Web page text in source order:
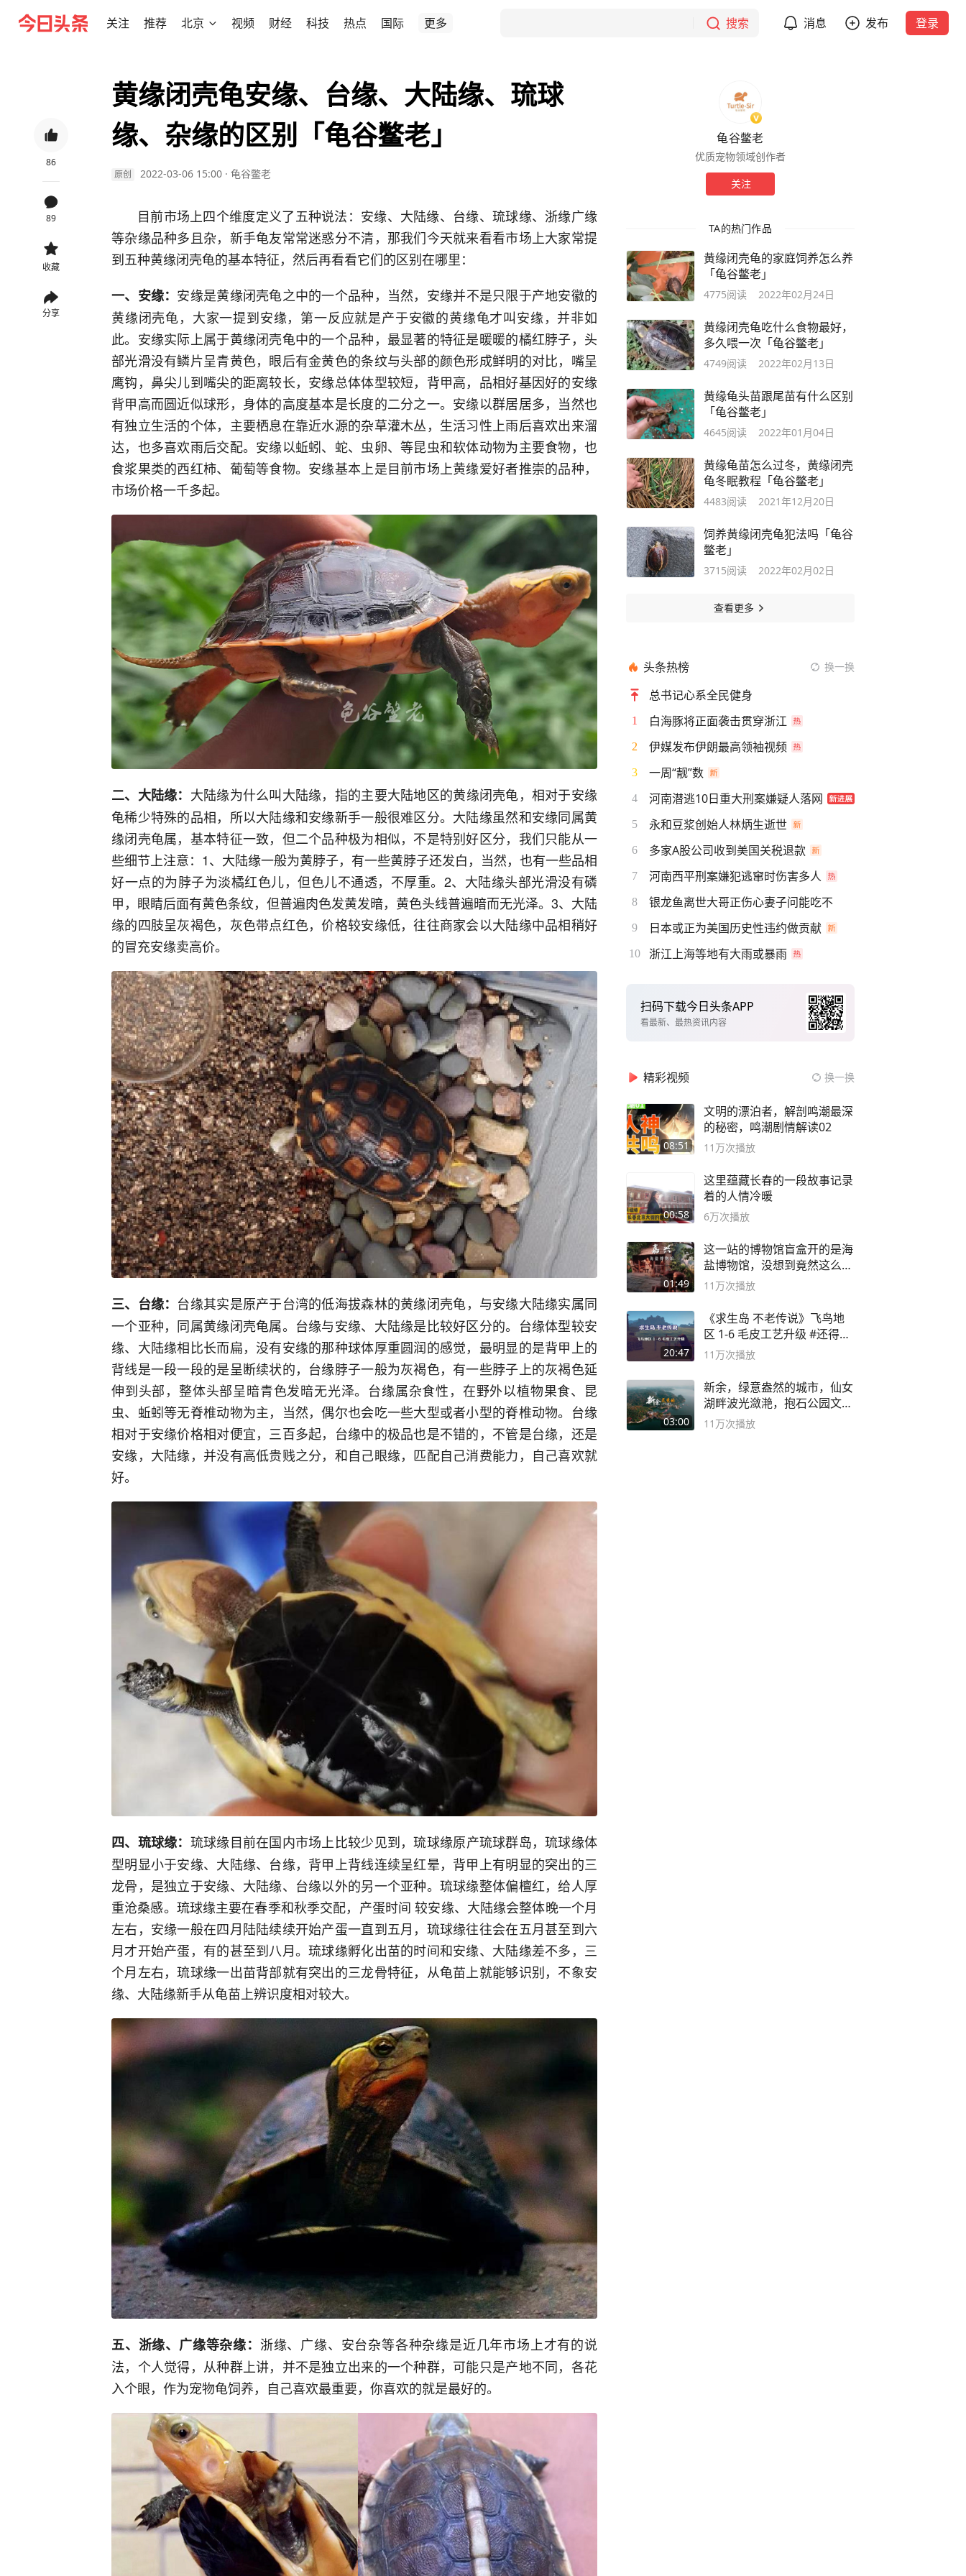
关注 推荐 北京 视频 财经 科技 热点 国际 更多 搜索 消息 发布 登录
86
89
收藏
分享
黄缘闭壳龟安缘、台缘、大陆缘、琉球
缘、杂缘的区别「龟谷鳖老」
原创 2022-03-06 15:00 · 龟谷鳖老
目前市场上四个维度定义了五种说法：安缘、大陆缘、台缘、琉球缘、浙缘广缘
等杂缘品种多且杂，新手龟友常常迷惑分不清，那我们今天就来看看市场上大家常提
到五种黄缘闭壳龟的基本特征，然后再看看它们的区别在哪里：
一、安缘： 安缘是黄缘闭壳龟之中的一个品种，当然，安缘并不是只限于产地安徽的
黄缘闭壳龟，大家一提到安缘，第一反应就是产于安徽的黄缘龟才叫安缘，并非如
此。安缘实际上属于黄缘闭壳龟中的一个品种，最显著的特征是暖暖的橘红脖子，头
部光滑没有鳞片呈青黄色，眼后有金黄色的条纹与头部的颜色形成鲜明的对比，嘴呈
鹰钩，鼻尖儿到嘴尖的距离较长，安缘总体体型较短，背甲高，品相好基因好的安缘
背甲高而圆近似球形，身体的高度基本是长度的二分之一。安缘以群居居多，当然也
有独立生活的个体，主要栖息在靠近水源的杂草灌木丛，生活习性上雨后喜欢出来溜
达，也多喜欢雨后交配。安缘以蚯蚓、蛇、虫卵、等昆虫和软体动物为主要食物，也
食浆果类的西红柿、葡萄等食物。安缘基本上是目前市场上黄缘爱好者推崇的品种，
市场价格一千多起。
二、大陆缘： 大陆缘为什么叫大陆缘，指的主要大陆地区的黄缘闭壳龟，相对于安缘
龟稀少特殊的品相，所以大陆缘和安缘新手一般很难区分。大陆缘虽然和安缘同属黄
缘闭壳龟属，基本特征一致，但二个品种极为相似，不是特别好区分，我们只能从一
些细节上注意：1、大陆缘一般为黄脖子，有一些黄脖子还发白，当然，也有一些品相
好一点的为脖子为淡橘红色儿，但色儿不通透，不厚重。2、大陆缘头部光滑没有磷
甲，眼睛后面有黄色条纹，但普遍肉色发黄发暗，黄色头线普遍暗而无光泽。3、大陆
缘的四肢呈灰褐色，灰色带点红色，价格较安缘低，往往商家会以大陆缘中品相稍好
的冒充安缘卖高价。
三、台缘： 台缘其实是原产于台湾的低海拔森林的黄缘闭壳龟，与安缘大陆缘实属同
一个亚种，同属黄缘闭壳龟属。台缘与安缘、大陆缘是比较好区分的。台缘体型较安
缘、大陆缘相比长而扁，没有安缘的那种球体厚重圆润的感觉，最明显的是背甲上的
背线是一段一段的是呈断续状的，台缘脖子一般为灰褐色，有一些脖子上的灰褐色延
伸到头部，整体头部呈暗青色发暗无光泽。台缘属杂食性，在野外以植物果食、昆
虫、蚯蚓等无脊椎动物为主，当然，偶尔也会吃一些大型或者小型的脊椎动物。台缘
相对于安缘价格相对便宜，三百多起，台缘中的极品也是不错的，不管是台缘，还是
安缘，大陆缘，并没有高低贵贱之分，和自己眼缘，匹配自己消费能力，自己喜欢就
好。
四、琉球缘： 琉球缘目前在国内市场上比较少见到，琉球缘原产琉球群岛，琉球缘体
型明显小于安缘、大陆缘、台缘，背甲上背线连续呈红晕，背甲上有明显的突出的三
龙骨，是独立于安缘、大陆缘、台缘以外的另一个亚种。琉球缘整体偏檀红，给人厚
重沧桑感。琉球缘主要在春季和秋季交配，产蛋时间 较安缘、大陆缘会整体晚一个月
左右，安缘一般在四月陆陆续续开始产蛋一直到五月，琉球缘往往会在五月甚至到六
月才开始产蛋，有的甚至到八月。琉球缘孵化出苗的时间和安缘、大陆缘差不多，三
个月左右，琉球缘一出苗背部就有突出的三龙骨特征，从龟苗上就能够识别，不象安
缘、大陆缘新手从龟苗上辨识度相对较大。
五、浙缘、广缘等杂缘： 浙缘、广缘、安台杂等各种杂缘是近几年市场上才有的说
法，个人觉得，从种群上讲，并不是独立出来的一个种群，可能只是产地不同，各花
入个眼，作为宠物龟饲养，自己喜欢最重要，你喜欢的就是最好的。
龟谷鳖老
优质宠物领域创作者
关注
TA的热门作品
黄缘闭壳龟的家庭饲养怎么养
「龟谷鳖老」
4775阅读 2022年02月24日
黄缘闭壳龟吃什么食物最好，
多久喂一次「龟谷鳖老」
4749阅读 2022年02月13日
黄缘龟头苗跟尾苗有什么区别
「龟谷鳖老」
4645阅读 2022年01月04日
黄缘龟苗怎么过冬，黄缘闭壳
龟冬眠教程「龟谷鳖老」
4483阅读 2021年12月20日
饲养黄缘闭壳龟犯法吗「龟谷
鳖老」
3715阅读 2022年02月02日
查看更多
头条热榜 换一换
总书记心系全民健身
1 白海豚将正面袭击贯穿浙江
2 伊媒发布伊朗最高领袖视频
3 一周“靓”数
4 河南潜逃10日重大刑案嫌疑人落网
5 永和豆浆创始人林炳生逝世
6 多家A股公司收到美国关税退款
7 河南西平刑案嫌犯逃窜时伤害多人
8 银龙鱼离世大哥正伤心妻子问能吃不
9 日本或正为美国历史性违约做贡献
10 浙江上海等地有大雨或暴雨
扫码下载今日头条APP
看最新、最热资讯内容
精彩视频 换一换
08:51
文明的漂泊者，解剖鸣潮最深
的秘密，鸣潮剧情解读02
11万次播放
00:58
这里蕴藏长春的一段故事记录
着的人情冷暖
6万次播放
01:49
这一站的博物馆盲盒开的是海
盐博物馆，没想到竟然这么好
逛！
11万次播放
20:47
《求生岛 不老传说》飞鸟地
区 1-6 毛皮工艺升级 #还得是
主机大作
11万次播放
03:00
新余，绿意盎然的城市，仙女
湖畔波光潋滟，抱石公园文化
深邃……
11万次播放